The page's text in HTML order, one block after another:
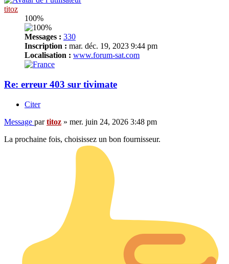
titoz
100%
Messages : 330
Inscription : mar. déc. 19, 2023 9:44 pm
Localisation : www.forum-sat.com
Re: erreur 403 sur tivimate
Citer
Message partitoz » mer. juin 24, 2026 3:48 pm
La prochaine fois, choisissez un bon fournisseur.